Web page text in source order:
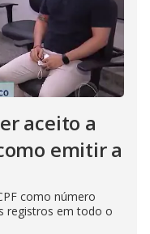
aceito a
emitir a
como número
registros em todo o